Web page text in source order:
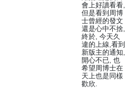
會上好讀看看,
但是看到周博
士曾經的發文
還是心中不捨,
終於, 今天久
違的上線,看到
新版主的通知,
開心不已, 也
希望周博士在
天上也是同樣
歡欣.